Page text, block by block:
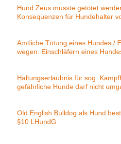
Hund Zeus musste getötet
Konsequenzen für Hundehalter
Amtliche Tötung eines Hundes /
wegen: Einschläfern eines
Haltungserlaubnis für sog.
gefährliche Hunde darf nicht
Old English Bulldog als Hund
§10 LHundG